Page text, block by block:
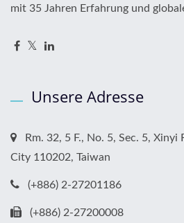
mit 35 Jahren Erfahrung und
Unsere Adresse
Rm. 32, 5 F., No. 5, Sec. 5, Xinyi
City 110202, Taiwan
(+886) 2-27201186
(+886) 2-27200008